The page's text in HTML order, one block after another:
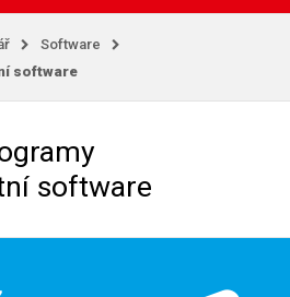
Software
software
software